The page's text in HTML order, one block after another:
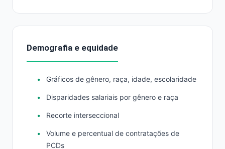
Demografia e equidade
Gráficos de gênero, raça, idade, escolaridade
Disparidades salariais por gênero e raça
Recorte interseccional
Volume e percentual de contratações de
PCDs